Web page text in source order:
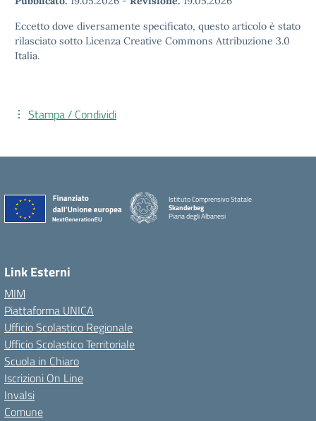
Eccetto dove diversamente specificato, questo articolo è stato
rilasciato sotto Licenza Creative Commons Attribuzione 3.0
Italia.
Stampa / Condividi
Istituto Comprensivo Statale
Skanderbeg
Piana degli Albanesi
Link Esterni
MIM
Piattaforma UNICA
Ufficio Scolastico Regionale
Ufficio Scolastico Territoriale
Scuola in Chiaro
Iscrizioni On Line
Invalsi
Comune